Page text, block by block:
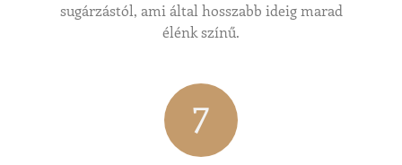
sugárzástól, ami által hosszabb ideig marad
élénk színű.
7